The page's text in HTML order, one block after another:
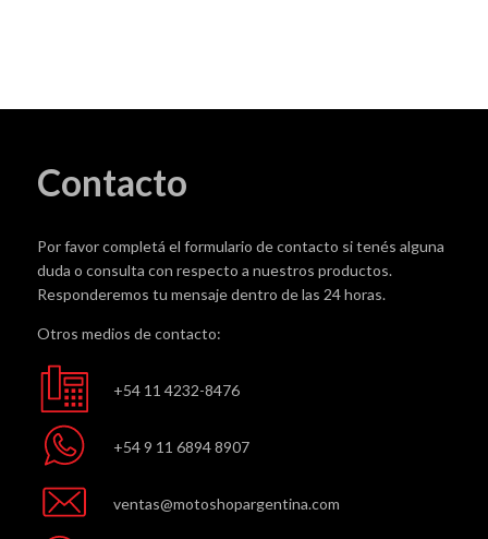
Contacto
Por favor completá el formulario de contacto si tenés alguna
duda o consulta con respecto a nuestros productos.
Responderemos tu mensaje dentro de las 24 horas.
Otros medios de contacto:
+54 11 4232-8476
+54 9 11 6894 8907
ventas@motoshopargentina.com